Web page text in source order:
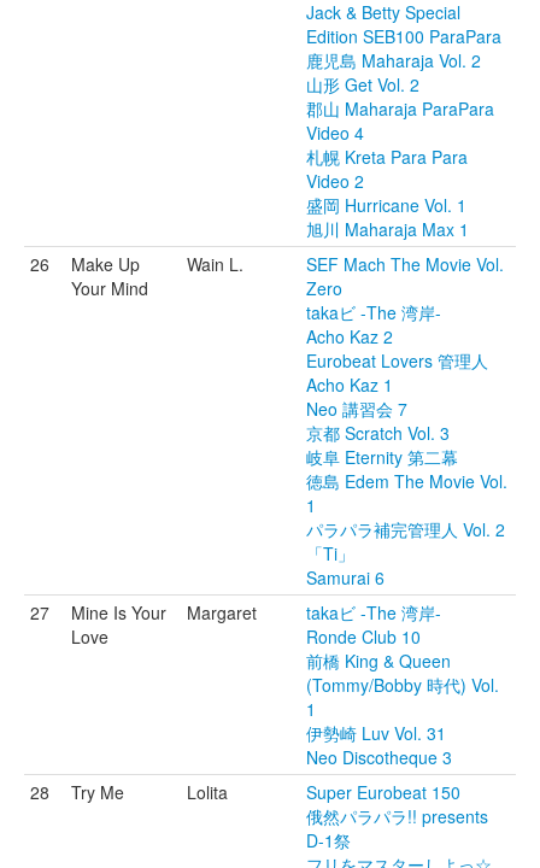
Jack & Betty Special
Edition SEB100 ParaPara
鹿児島 Maharaja Vol. 2
山形 Get Vol. 2
郡山 Maharaja ParaPara
Video 4
札幌 Kreta Para Para
Video 2
盛岡 Hurricane Vol. 1
旭川 Maharaja Max 1
26
Make Up
Your Mind
Wain L.
SEF Mach The Movie Vol.
Zero
takaビ -The 湾岸-
Acho Kaz 2
Eurobeat Lovers 管理人
Acho Kaz 1
Neo 講習会 7
京都 Scratch Vol. 3
岐阜 Eternity 第二幕
徳島 Edem The Movie Vol.
1
パラパラ補完管理人 Vol. 2
「Ti」
Samurai 6
27
Mine Is Your
Love
Margaret
takaビ -The 湾岸-
Ronde Club 10
前橋 King & Queen
(Tommy/Bobby 時代) Vol.
1
伊勢崎 Luv Vol. 31
Neo Discotheque 3
28
Try Me Lolita
Super Eurobeat 150
俄然パラパラ!! presents
D-1祭